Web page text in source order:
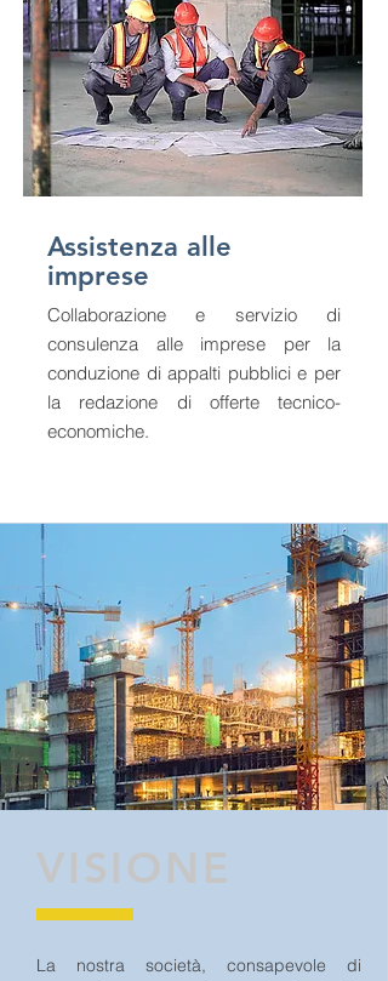
Assistenza alle
imprese
Collaborazione e servizio di
consulenza alle imprese per la
conduzione di appalti pubblici e per
la redazione di offerte tecnico-
economiche.
VISIONE
La nostra società, consapevole di